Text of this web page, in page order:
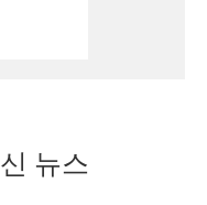
뉴스